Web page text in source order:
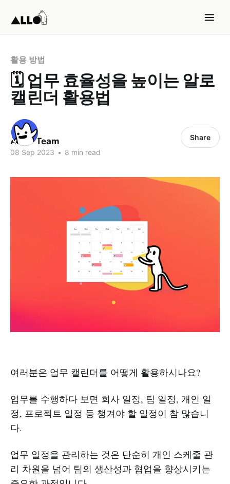
활용 방법
🗓️ 업무 효율성을 높이는 알로
캘린더 활용법
ALLO Team
08 Sep 2023 • 8 min read
Share
여러분은 업무 캘린더를 어떻게 활용하시나요?
업무를 수행하다 보면 회사 일정, 팀 일정, 개인 일
정, 프로젝트 일정 등 챙겨야 할 일정이 참 많습니
다.
업무 일정을 관리하는 것은 단순히 개인 스케줄 관
리 차원을 넘어 팀의 생산성과 협업을 향상시키는